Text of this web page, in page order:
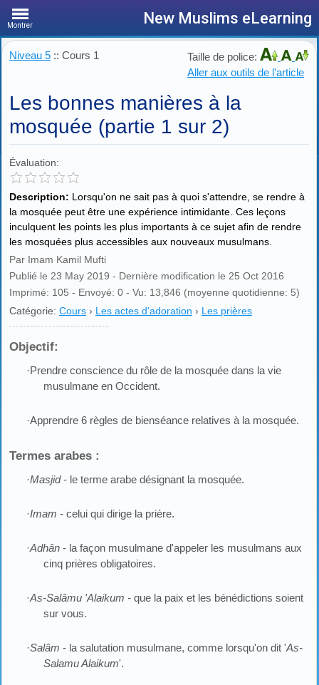
Montrer New Muslims eLearning
Niveau 5 :: Cours 1
Taille de police:
Aller aux outils de l'article
Les bonnes manières à la
mosquée (partie 1 sur 2)
Évaluation:
Description: Lorsqu'on ne sait pas à quoi s'attendre, se rendre à
la mosquée peut être une expérience intimidante. Ces leçons
inculquent les points les plus importants à ce sujet afin de rendre
les mosquées plus accessibles aux nouveaux musulmans.
Par Imam Kamil Mufti
Publié le 23 May 2019 - Dernière modification le 25 Oct 2016
Imprimé: 105 - Envoyé: 0 - Vu: 13,846 (moyenne quotidienne: 5)
Catégorie: Cours › Les actes d'adoration › Les prières
Objectif:
·Prendre conscience du rôle de la mosquée dans la vie
musulmane en Occident.
·Apprendre 6 règles de bienséance relatives à la mosquée.
Termes arabes :
·Masjid- le terme arabe désignant la mosquée.
·Imam - celui qui dirige la prière.
·Adhân - la façon musulmane d'appeler les musulmans aux
cinq prières obligatoires.
·As-Salâmu 'Alaikum - que la paix et les bénédictions soient
sur vous.
·Salâm - la salutation musulmane, comme lorsqu'on dit 'As-
Salamu Alaikum'.